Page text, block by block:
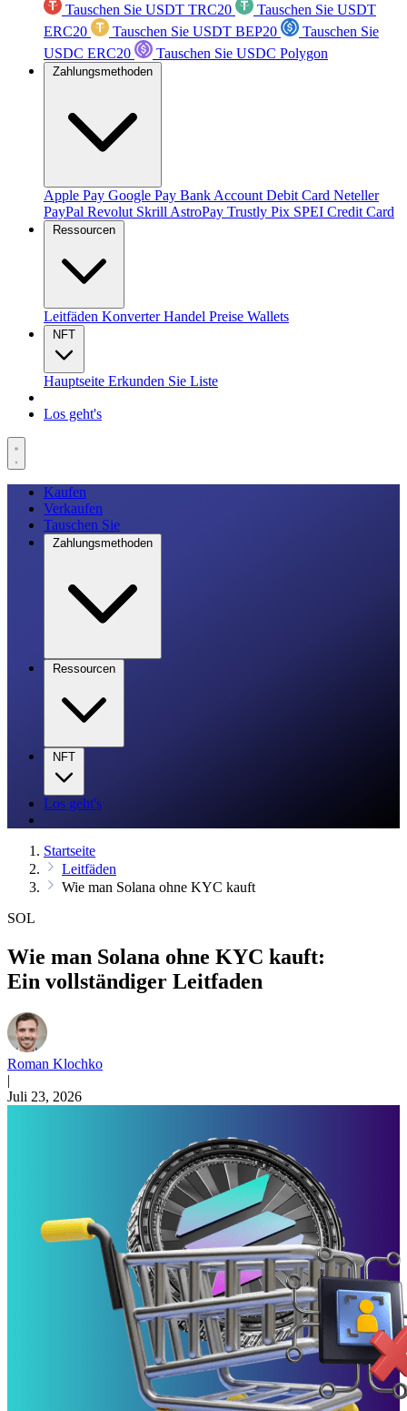
Tauschen Sie USDT TRC20
Tauschen Sie USDT
ERC20
Tauschen Sie USDT BEP20
Tauschen Sie
USDC ERC20
Tauschen Sie USDC Polygon
Zahlungsmethoden
Apple Pay Google Pay Bank Account Debit Card Neteller
PayPal Revolut Skrill AstroPay Trustly Pix SPEI Credit Card
Ressourcen
Leitfäden KonverterHandel Preise Wallets
NFT
Hauptseite Erkunden Sie Liste
Los geht's
Kaufen
Verkaufen
Tauschen Sie
Zahlungsmethoden
Ressourcen
NFT
Los geht's
Startseite
Leitfäden
Wie man Solana ohne KYC kauft
SOL
Wie man Solana ohne KYC kauft:
Ein vollständiger Leitfaden
Roman Klochko
|
Juli 23, 2026